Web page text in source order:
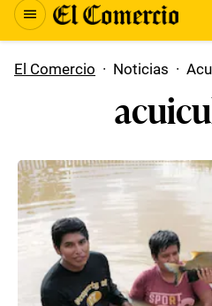
El Comercio · Noticias ·